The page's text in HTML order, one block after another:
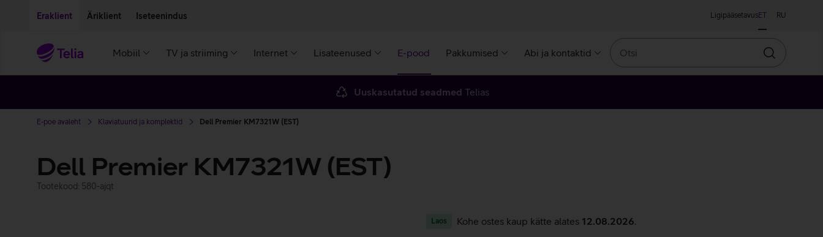
Eraklient Äriklient Iseteenindus LigipääsetavusET RU
Mobiil TV ja striiming Internet Lisateenused E-pood Pakkumised Abi ja kontaktid
Otsin
Uuskasutatud seadmed Telias
E-poe avaleht Klaviatuurid ja komplektid Dell Premier KM7321W (EST)
Dell Premier KM7321W (EST)
Tootekood: 580-ajqt
Laos Kohe ostes kaup kätte alates 12.08.2026